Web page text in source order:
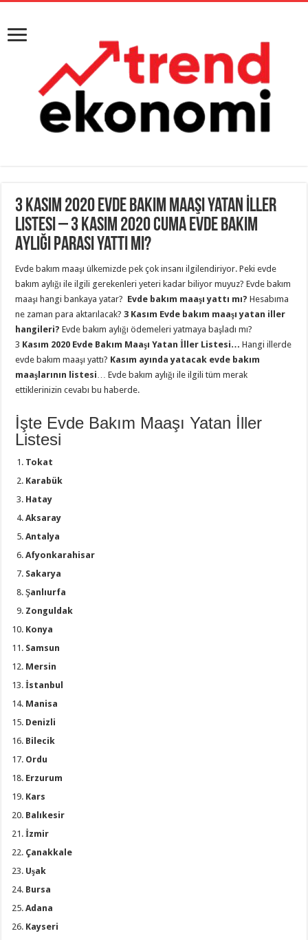
3 Kasım 2020 Evde Bakım Maaşı Yatan İller
Listesi – 3 Kasım 2020 Cuma Evde Bakım
Aylığı Parası Yattı Mı?
Evde bakım maaşı ülkemizde pek çok insanı ilgilendiriyor. Peki evde
bakım aylığı ile ilgili gerekenleri yeteri kadar biliyor muyuz? Evde bakım
maaşı hangi bankaya yatar? Evde bakım maaşı yattı mı? Hesabıma
ne zaman para aktarılacak?3 Kasım Evde bakım maaşı yatan iller
hangileri?Evde bakım aylığı ödemeleri yatmaya başladı mı?
3 Kasım 2020 Evde Bakım Maaşı Yatan İller Listesi… Hangi illerde
evde bakım maaşı yattı? Kasım ayında yatacak evde bakım
maaşlarının listesi… Evde bakım aylığı ile ilgili tüm merak
ettiklerinizin cevabı bu haberde.
İşte Evde Bakım Maaşı Yatan İller
Listesi
Tokat
Karabük
Hatay
Aksaray
Antalya
Afyonkarahisar
Sakarya
Şanlıurfa
Zonguldak
Konya
Samsun
Mersin
İstanbul
Manisa
Denizli
Bilecik
Ordu
Erzurum
Kars
Balıkesir
İzmir
Çanakkale
Uşak
Bursa
Adana
Kayseri